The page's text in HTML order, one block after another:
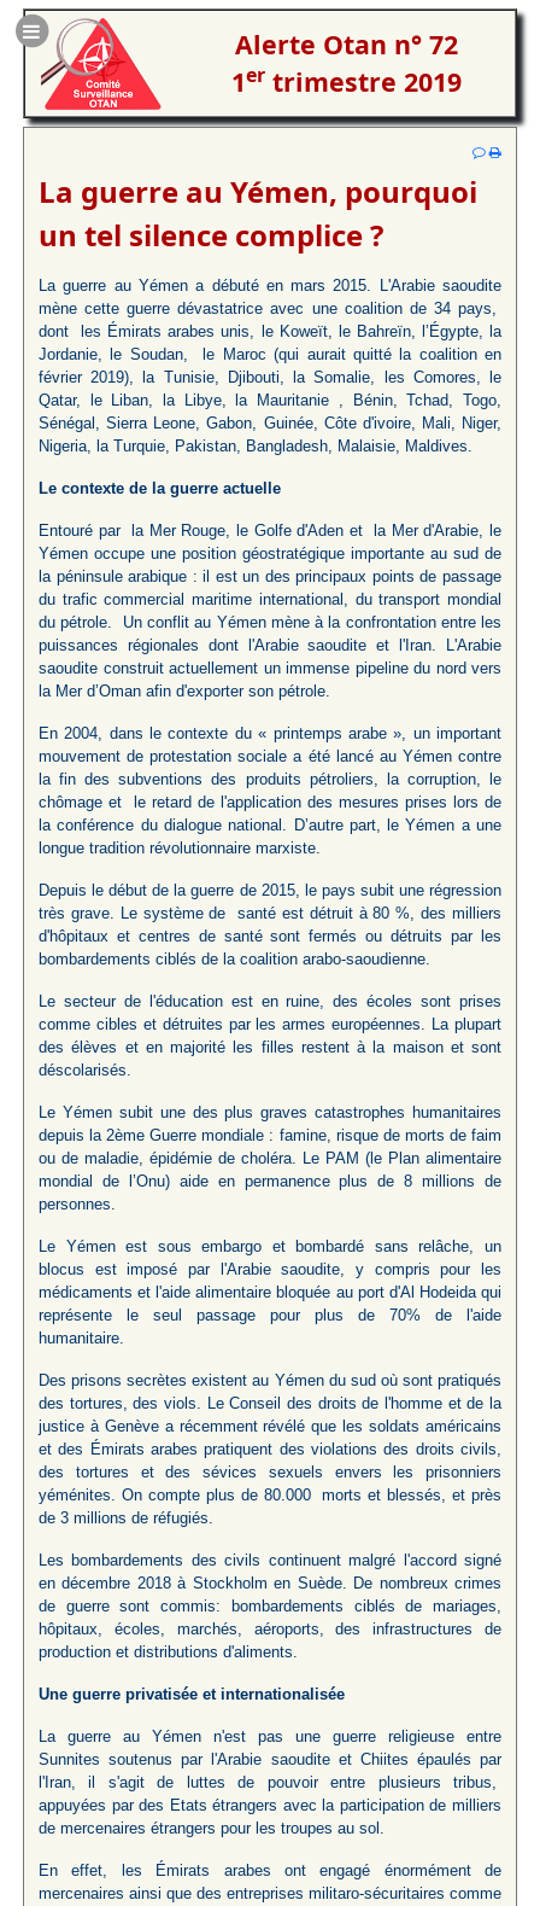
Alerte Otan n° 72
1ertrimestre 2019
La guerre au Yémen, pourquoi
un tel silence complice ?
La guerre au Yémen a débuté en mars 2015. L'Arabie saoudite
mène cette guerre dévastatrice avec une coalition de 34 pays,
dont les Émirats arabes unis, le Koweït, le Bahreïn, l’Égypte, la
Jordanie, le Soudan, le Maroc (qui aurait quitté la coalition en
février 2019), la Tunisie, Djibouti, la Somalie, les Comores, le
Qatar, le Liban, la Libye, la Mauritanie , Bénin, Tchad, Togo,
Sénégal, Sierra Leone, Gabon, Guinée, Côte d'ivoire, Mali, Niger,
Nigeria, la Turquie, Pakistan, Bangladesh, Malaisie, Maldives.
Le contexte de la guerre actuelle
Entouré par la Mer Rouge, le Golfe d'Aden et la Mer d'Arabie, le
Yémen occupe une position géostratégique importante au sud de
la péninsule arabique : il est un des principaux points de passage
du trafic commercial maritime international, du transport mondial
du pétrole. Un conflit au Yémen mène à la confrontation entre les
puissances régionales dont l'Arabie saoudite et l'Iran. L'Arabie
saoudite construit actuellement un immense pipeline du nord vers
la Mer d’Oman afin d'exporter son pétrole.
En 2004, dans le contexte du « printemps arabe », un important
mouvement de protestation sociale a été lancé au Yémen contre
la fin des subventions des produits pétroliers, la corruption, le
chômage et le retard de l'application des mesures prises lors de
la conférence du dialogue national. D’autre part, le Yémen a une
longue tradition révolutionnaire marxiste.
Depuis le début de la guerre de 2015, le pays subit une régression
très grave. Le système de santé est détruit à 80 %, des milliers
d'hôpitaux et centres de santé sont fermés ou détruits par les
bombardements ciblés de la coalition arabo-saoudienne.
Le secteur de l'éducation est en ruine, des écoles sont prises
comme cibles et détruites par les armes européennes. La plupart
des élèves et en majorité les filles restent à la maison et sont
déscolarisés.
Le Yémen subit une des plus graves catastrophes humanitaires
depuis la 2ème Guerre mondiale : famine, risque de morts de faim
ou de maladie, épidémie de choléra. Le PAM (le Plan alimentaire
mondial de l’Onu) aide en permanence plus de 8 millions de
personnes.
Le Yémen est sous embargo et bombardé sans relâche, un
blocus est imposé par l'Arabie saoudite, y compris pour les
médicaments et l'aide alimentaire bloquée au port d'Al Hodeida qui
représente le seul passage pour plus de 70% de l'aide
humanitaire.
Des prisons secrètes existent au Yémen du sud où sont pratiqués
des tortures, des viols. Le Conseil des droits de l'homme et de la
justice à Genève a récemment révélé que les soldats américains
et des Émirats arabes pratiquent des violations des droits civils,
des tortures et des sévices sexuels envers les prisonniers
yéménites. On compte plus de 80.000 morts et blessés, et près
de 3 millions de réfugiés.
Les bombardements des civils continuent malgré l'accord signé
en décembre 2018 à Stockholm en Suède. De nombreux crimes
de guerre sont commis: bombardements ciblés de mariages,
hôpitaux, écoles, marchés, aéroports, des infrastructures de
production et distributions d'aliments.
Une guerre privatisée et internationalisée
La guerre au Yémen n'est pas une guerre religieuse entre
Sunnites soutenus par l'Arabie saoudite et Chiites épaulés par
l'Iran, il s'agit de luttes de pouvoir entre plusieurs tribus,
appuyées par des Etats étrangers avec la participation de milliers
de mercenaires étrangers pour les troupes au sol.
En effet, les Émirats arabes ont engagé énormément de
mercenaires ainsi que des entreprises militaro-sécuritaires comme